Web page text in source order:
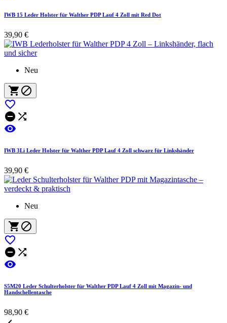
IWB 15 Leder Holster für Walther PDP Lauf 4 Zoll mit Red Dot
39,90 €
Neu
 

 

IWB 3Li Leder Holster für Walther PDP Lauf 4 Zoll schwarz für Linkshänder
39,90 €
Neu
 

 

S5M20 Leder Schulterholster für Walther PDP Lauf 4 Zoll mit Magazin- und
Handschellentasche
98,90 €